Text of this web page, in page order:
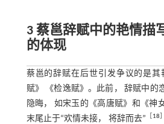
3 蔡邕辞赋中的艳情描
的体现
蔡邕的辞赋在后世引发争议的是其
赋》 《检逸赋》。此前， 辞赋中的
隐晦， 如宋玉的《高唐赋》和《神
末尾止于“欢情未接， 将辞而去”
18